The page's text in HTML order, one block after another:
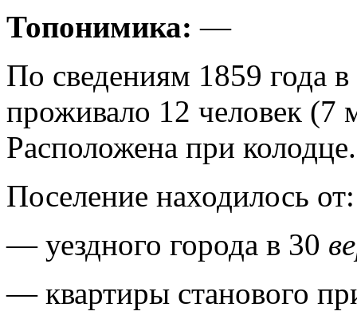
Топонимика: —
По сведениям 1859 года
проживало 12 человек (7
Расположена при колодце.
Поселение находилось от:
— уездного города в 30
— квартиры станового